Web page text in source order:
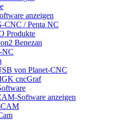
anzeigen
CNC / Penta NC
Produkte
Benezan
NC
von Planet-CNC
cncGraf
Software anzeigen